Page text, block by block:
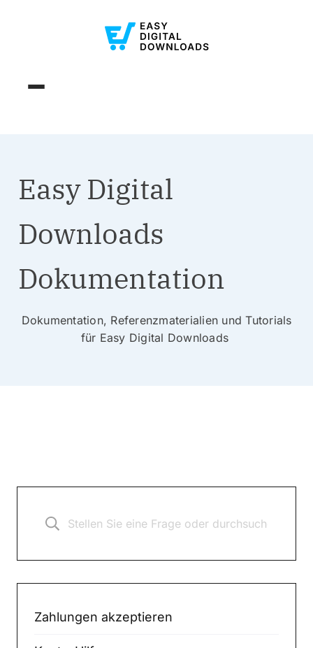
Easy Digital
Downloads
Dokumentation
Dokumentation, Referenzmaterialien und Tutorials
für Easy Digital Downloads
Zahlungen akzeptieren